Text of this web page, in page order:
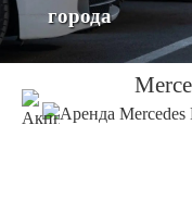
города